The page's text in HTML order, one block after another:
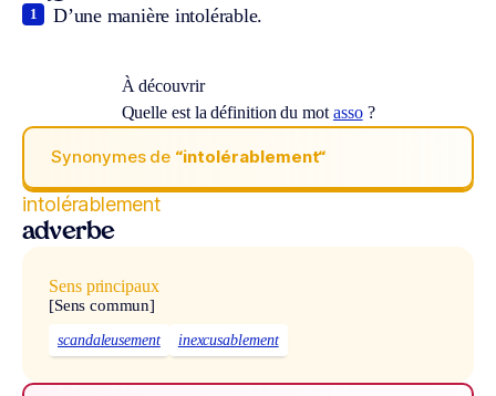
D’une manière intolérable.
1
À découvrir
Quelle est la définition du mot asso?
Synonymes de “intolérablement“
intolérablement
adverbe
Sens principaux
[Sens commun]
scandaleusement inexcusablement